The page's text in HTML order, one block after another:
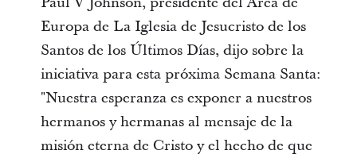
Europa de La Iglesia de Jesucristo de los
Santos de los Últimos Días, dijo sobre la
iniciativa para esta próxima Semana Santa:
"Nuestra esperanza es exponer a nuestros
hermanos y hermanas al mensaje de la
misión eterna de Cristo y el hecho de que